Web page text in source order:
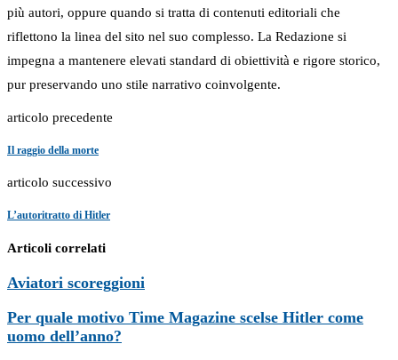
più autori, oppure quando si tratta di contenuti editoriali che
riflettono la linea del sito nel suo complesso. La Redazione si
impegna a mantenere elevati standard di obiettività e rigore storico,
pur preservando uno stile narrativo coinvolgente.
articolo precedente
Il raggio della morte
articolo successivo
L’autoritratto di Hitler
Articoli correlati
Aviatori scoreggioni
Per quale motivo Time Magazine scelse Hitler come
uomo dell’anno?